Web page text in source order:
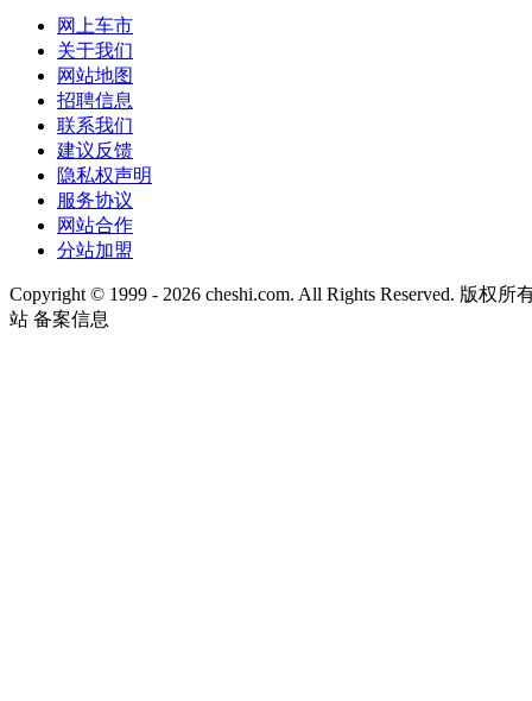
网上车市
关于我们
网站地图
招聘信息
联系我们
建议反馈
隐私权声明
服务协议
网站合作
分站加盟
Copyright © 1999 - 2026 cheshi.com. All Rights Reserved. 版权
站 备案信息